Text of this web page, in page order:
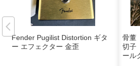
Fender Pugilist Distortion ギタ
ー エフェクター 金歪
骨
切子
ー